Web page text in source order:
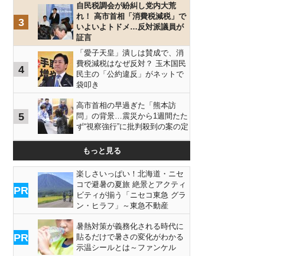
3
自民税調会が紛糾し党内大荒
れ！ 高市首相「消費税減税」で
いよいよトドメ…反対派議員が
証言
4
「愛子天皇」潰しは賛成で、消
費税減税はなぜ反対？ 玉木国民
民主の「公約違反」がネットで
袋叩き
5
高市首相の早過ぎた「熊本訪
問」の背景…震災から1週間たた
ず“視察強行”に批判殺到の案の定
もっと見る
PR
楽しさいっぱい！北海道・ニセ
コで避暑の夏旅 絶景とアクティ
ビティが揃う「ニセコ東急 グラ
ン・ヒラフ」～東急不動産
PR
暑熱対策が義務化される時代に
貼るだけで暑さの変化がわかる
示温シールとは～ファンケル